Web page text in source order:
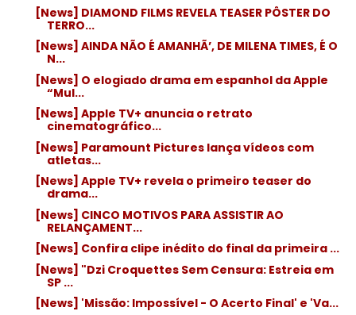
[News] DIAMOND FILMS REVELA TEASER PÔSTER DO
TERRO...
[News] AINDA NÃO É AMANHÃ’, DE MILENA TIMES, É O
N...
[News] O elogiado drama em espanhol da Apple
“Mul...
[News] Apple TV+ anuncia o retrato
cinematográfico...
[News] Paramount Pictures lança vídeos com
atletas...
[News] Apple TV+ revela o primeiro teaser do
drama...
[News] CINCO MOTIVOS PARA ASSISTIR AO
RELANÇAMENT...
[News] Confira clipe inédito do final da primeira ...
[News] "Dzi Croquettes Sem Censura: Estreia em
SP ...
[News] 'Missão: Impossível - O Acerto Final' e 'Va...